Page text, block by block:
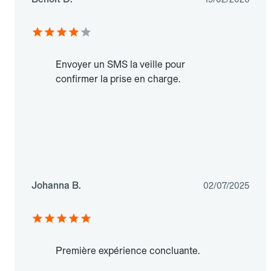
Envoyer un SMS la veille pour
confirmer la prise en charge.
Johanna B. 02/07/2025
Première expérience concluante.